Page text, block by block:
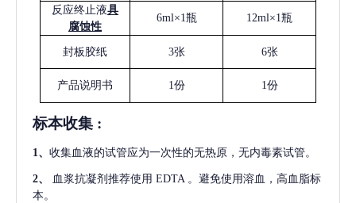
反应终止液具
腐蚀性
6ml×1瓶 12ml×1瓶
封板胶纸 3张 6张
产品说明书 1份 1份
标本收集 :
1、 收集血液的试管应为一次性的无热原，无内毒素试管。
2、 血浆抗凝剂推荐使用 EDTA 。避免使用溶血，高血脂标
本。